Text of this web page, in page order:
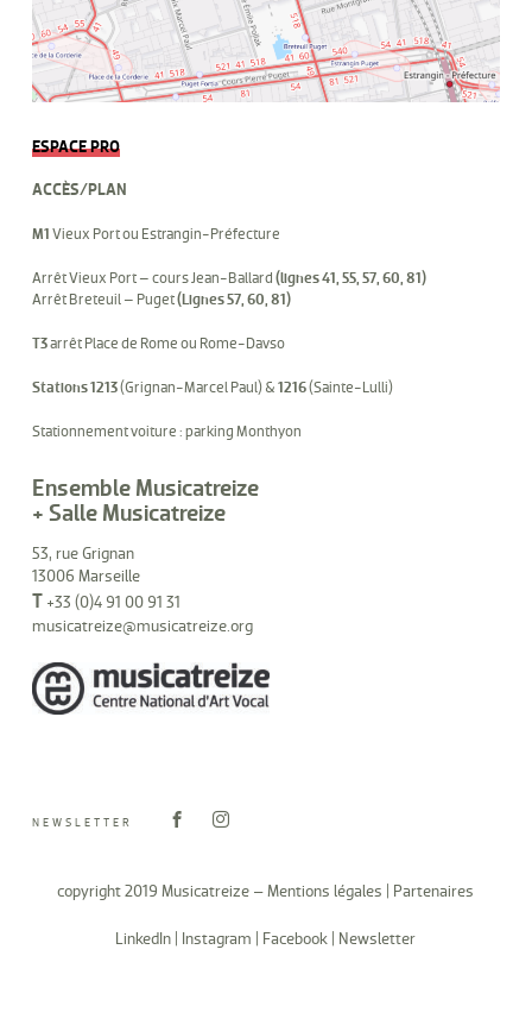
ESPACE PRO
ACCÈS/PLAN
M1 Vieux Port ou Estrangin-Préfecture
Arrêt Vieux Port – cours Jean-Ballard (lignes 41, 55, 57, 60, 81)
Arrêt Breteuil – Puget(Lignes 57, 60, 81)
T3arrêt Place de Rome ou Rome-Davso
Stations 1213(Grignan-Marcel Paul) & 1216(Sainte-Lulli)
Stationnement voiture : parking Monthyon
Ensemble Musicatreize
+ Salle Musicatreize
53, rue Grignan
13006 Marseille
T+33 (0)4 91 00 91 31
musicatreize@musicatreize.org
NEWSLETTER
copyright 2019 Musicatreize –Mentions légales Partenaires
LinkedIn Instagram Facebook Newsletter